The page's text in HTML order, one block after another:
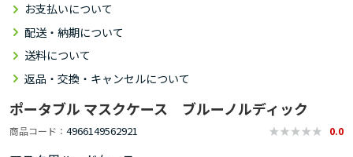
お支払いについて
配送・納期について
送料について
返品・交換・キャンセルについて
ポータブル マスクケース ブルーノルディック
商品コード 4966149562921 0.0